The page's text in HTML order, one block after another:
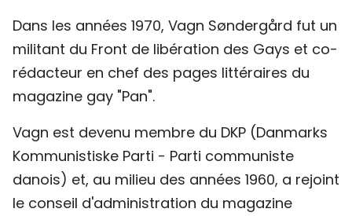
Dans les années 1970, Vagn Søndergård fut un
militant du Front de libération des Gays et co-
rédacteur en chef des pages littéraires du
magazine gay "Pan".
Vagn est devenu membre du DKP (Danmarks
Kommunistiske Parti - Parti communiste
danois) et, au milieu des années 1960, a rejoint
le conseil d'administration du magazine